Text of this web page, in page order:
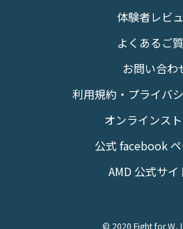
体験者レビ
よくあるご
お問い合わ
利用規約・プライバ
オンラインス
公式 facebook
AMD 公式サイ
© 2020 Fight for W,